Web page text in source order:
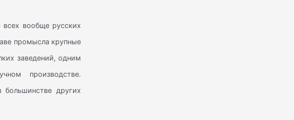
вообще русских
промысла крупные
заведений, одним
производстве.
других